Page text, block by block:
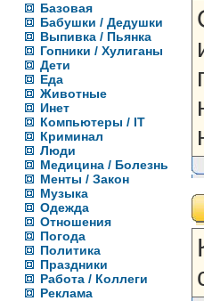
Базовая
Бабушки / Дедушки
Выпивка / Пьянка
Гопники / Хулиганы
Дети
Еда
Животные
Инет
Компьютеры / IT
Криминал
Люди
Медицина / Болезнь
Менты / Закон
Музыка
Одежда
Отношения
Погода
Политика
Праздники
Работа / Коллеги
Реклама